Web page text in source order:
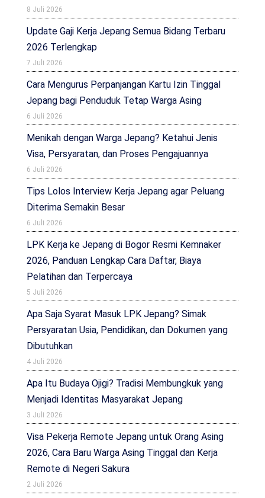
8 Juli 2026
Update Gaji Kerja Jepang Semua Bidang Terbaru
2026 Terlengkap
7 Juli 2026
Cara Mengurus Perpanjangan Kartu Izin Tinggal
Jepang bagi Penduduk Tetap Warga Asing
6 Juli 2026
Menikah dengan Warga Jepang? Ketahui Jenis
Visa, Persyaratan, dan Proses Pengajuannya
6 Juli 2026
Tips Lolos Interview Kerja Jepang agar Peluang
Diterima Semakin Besar
6 Juli 2026
LPK Kerja ke Jepang di Bogor Resmi Kemnaker
2026, Panduan Lengkap Cara Daftar, Biaya
Pelatihan dan Terpercaya
5 Juli 2026
Apa Saja Syarat Masuk LPK Jepang? Simak
Persyaratan Usia, Pendidikan, dan Dokumen yang
Dibutuhkan
4 Juli 2026
Apa Itu Budaya Ojigi? Tradisi Membungkuk yang
Menjadi Identitas Masyarakat Jepang
3 Juli 2026
Visa Pekerja Remote Jepang untuk Orang Asing
2026, Cara Baru Warga Asing Tinggal dan Kerja
Remote di Negeri Sakura
2 Juli 2026